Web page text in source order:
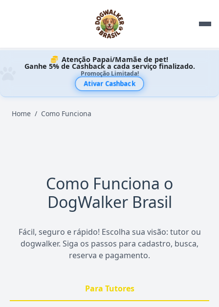
Atenção Papai/Mamãe de pet!
Ganhe 5% de Cashback a cada serviço finalizado.
Promoção Limitada!
Ativar Cashback
Home Como Funciona
Como Funciona o
DogWalker Brasil
Fácil, seguro e rápido! Escolha sua visão: tutor ou
dogwalker. Siga os passos para cadastro, busca,
reserva e pagamento.
Para Tutores